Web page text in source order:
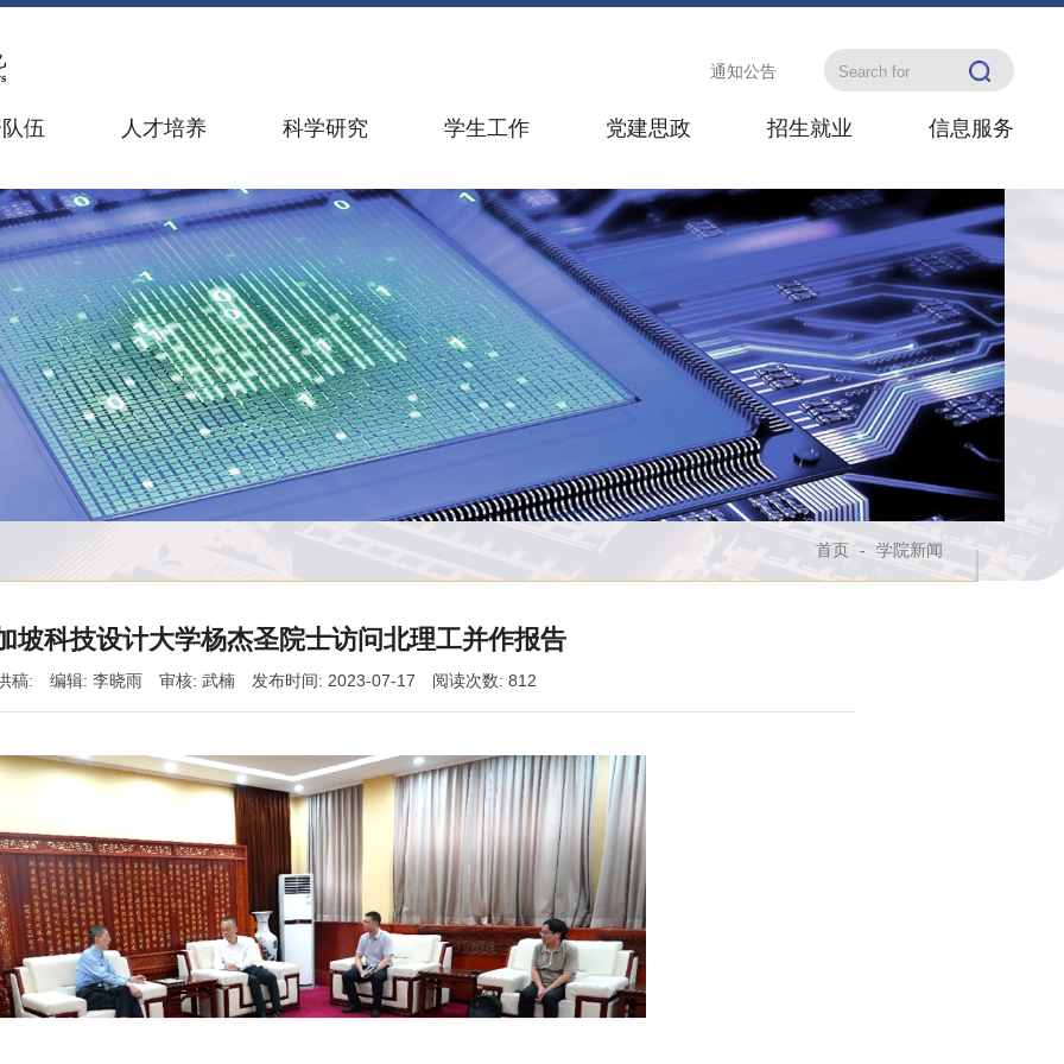
通知公告
伍 人才培养 科学研究 学生工作 党建思政 招生就业 信息服务
首页 - 学院新闻
坡科技设计大学杨杰圣院士访问北理工并作报告
稿: 编辑: 李晓雨 审核: 武楠 发布时间: 2023-07-17 阅读次数: 812